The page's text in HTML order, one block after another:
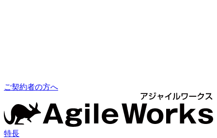
ご契約者の方へ
特長